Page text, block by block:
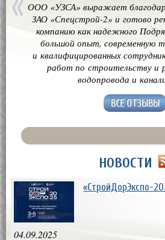
ООО «УЗСА» выражает
ЗАО «Спецстрой-2» и готово
компанию как надежного
большой опыт, современную
и квалифицированных
работ по строительству и
водопровода и
ВСЕ ОТЗЫВЫ
НОВОСТИ
04.09.2025
«СтройДорЭкспо-